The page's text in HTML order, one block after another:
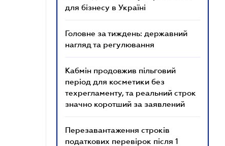
для бізнесу в Україні
Головне за тиждень: державний
нагляд та регулювання
Кабмін продовжив пільговий
період для косметики без
техрегламенту, та реальний строк
значно коротший за заявлений
Перезавантаження строків
податкових перевірок після 1